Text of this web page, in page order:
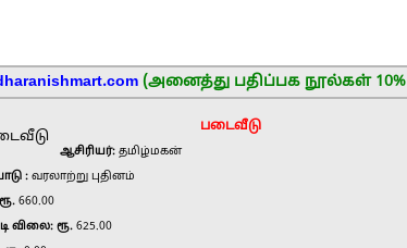
(அனைத்து பதிப்பக நூல்கள் 10%
படைவீடு
ஆசிரியர்:தமிழ்மகன்
:வரலாற்று புதினம்
660.00
விலை: ரூ. 625.00